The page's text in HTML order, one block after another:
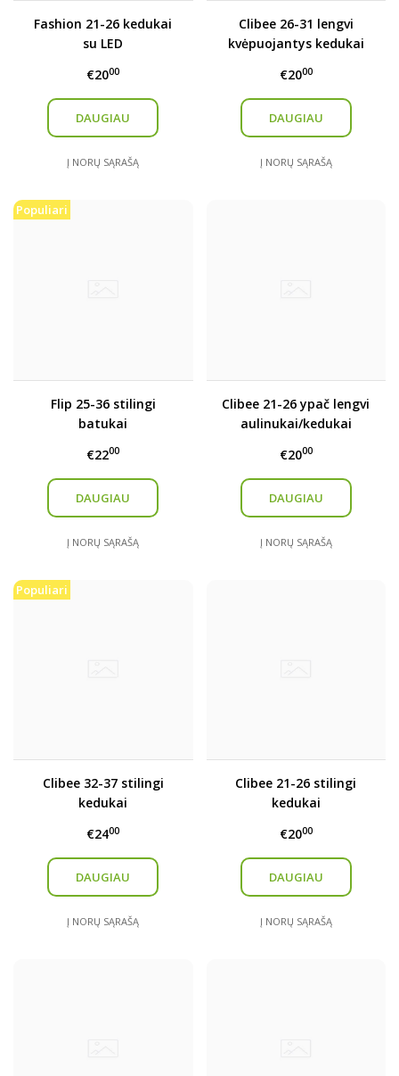
Fashion 21-26 kedukai
su LED
€2000
DAUGIAU
Į NORŲ SĄRAŠĄ
Clibee 26-31 lengvi
kvėpuojantys kedukai
€2000
DAUGIAU
Į NORŲ SĄRAŠĄ
Populiari
Flip 25-36 stilingi
batukai
€2200
DAUGIAU
Į NORŲ SĄRAŠĄ
Clibee 21-26 ypač lengvi
aulinukai/kedukai
€2000
DAUGIAU
Į NORŲ SĄRAŠĄ
Populiari
Clibee 32-37 stilingi
kedukai
€2400
DAUGIAU
Į NORŲ SĄRAŠĄ
Clibee 21-26 stilingi
kedukai
€2000
DAUGIAU
Į NORŲ SĄRAŠĄ